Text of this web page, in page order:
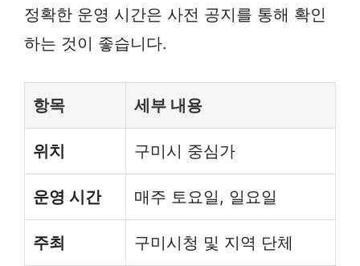
정확한 운영 시간은 사전 공지를 통해 확인
하는 것이 좋습니다.
항목 세부 내용
위치 구미시 중심가
운영 시간 매주 토요일, 일요일
주최 구미시청 및 지역 단체